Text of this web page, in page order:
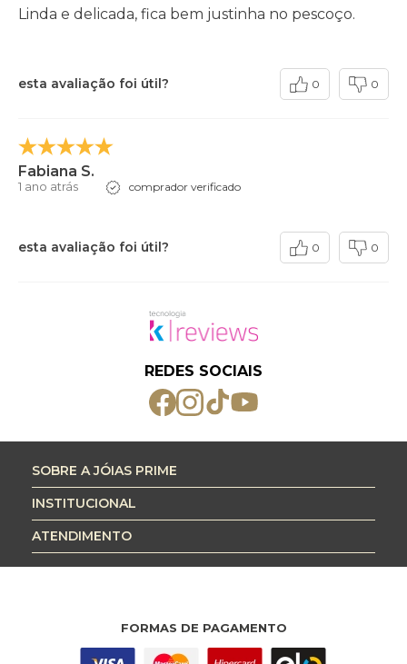
Linda e delicada, fica bem justinha no pescoço.
esta avaliação foi útil? 0 0
Fabiana S.
1 ano atrás comprador verificado
esta avaliação foi útil? 0 0
REDES SOCIAIS
SOBRE A JÓIAS PRIME
INSTITUCIONAL
ATENDIMENTO
FORMAS DE PAGAMENTO